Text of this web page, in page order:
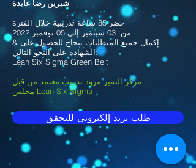
شيرين رضا عايدة
حضر 85 ساعة تدريبية خلال الفترة
من: 03 سبتمبر إلى 05 نوفمبر 2022
& إكمال جميع المتطلبات بنجاح للحصول على
الشهادة على النحو التالي:
Lean Six Sigma Green Belt
مركز التميز مزود تدريب معتمد من قبل
مجلس Lean Six Sigma
طلب بريد إلكتروني للتحقق